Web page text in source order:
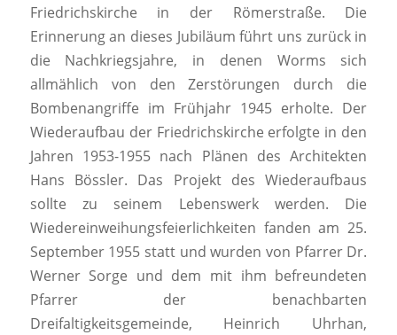
Friedrichskirche in der Römerstraße. Die
Erinnerung an dieses Jubiläum führt uns zurück in
die Nachkriegsjahre, in denen Worms sich
allmählich von den Zerstörungen durch die
Bombenangriffe im Frühjahr 1945 erholte. Der
Wiederaufbau der Friedrichskirche erfolgte in den
Jahren 1953-1955 nach Plänen des Architekten
Hans Bössler. Das Projekt des Wiederaufbaus
sollte zu seinem Lebenswerk werden. Die
Wiedereinweihungsfeierlichkeiten fanden am 25.
September 1955 statt und wurden von Pfarrer Dr.
Werner Sorge und dem mit ihm befreundeten
Pfarrer der benachbarten
Dreifaltigkeitsgemeinde, Heinrich Uhrhan,